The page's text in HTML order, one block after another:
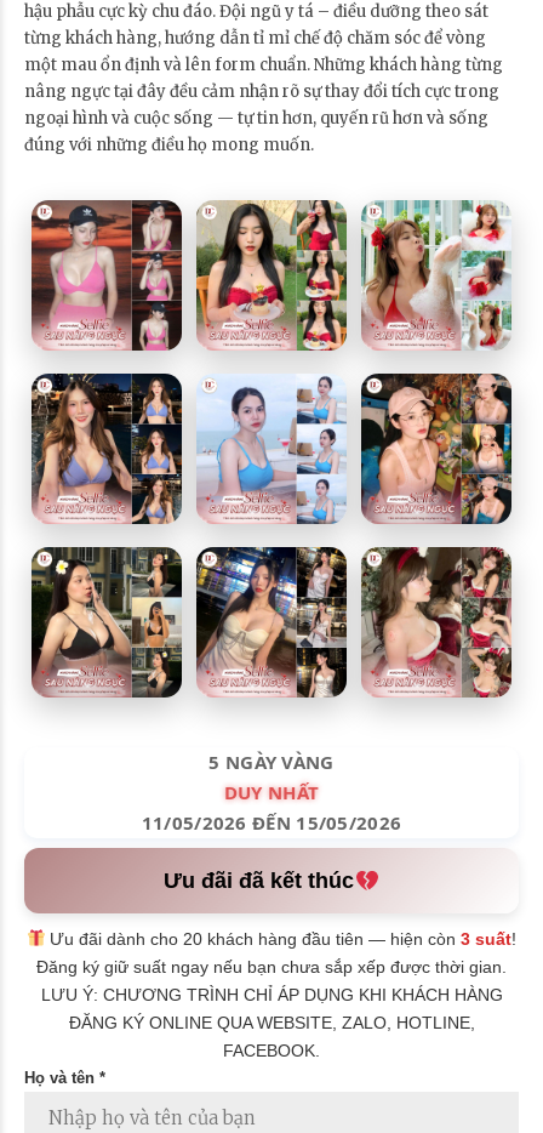
hậu phẫu cực kỳ chu đáo. Đội ngũ y tá – điều dưỡng theo sát
từng khách hàng, hướng dẫn tỉ mỉ chế độ chăm sóc để vòng
một mau ổn định và lên form chuẩn. Những khách hàng từng
nâng ngực tại đây đều cảm nhận rõ sự thay đổi tích cực trong
ngoại hình và cuộc sống — tự tin hơn, quyến rũ hơn và sống
đúng với những điều họ mong muốn.
5 NGÀY VÀNG
DUY NHẤT
11/05/2026 ĐẾN 15/05/2026
Ưu đãi đã kết thúc
Ưu đãi dành cho 20 khách hàng đầu tiên — hiện còn3 suất!
Đăng ký giữ suất ngay nếu bạn chưa sắp xếp được thời gian.
LƯU Ý: CHƯƠNG TRÌNH CHỈ ÁP DỤNG KHI KHÁCH HÀNG
ĐĂNG KÝ ONLINE QUA WEBSITE, ZALO, HOTLINE,
FACEBOOK.
Họ và tên *